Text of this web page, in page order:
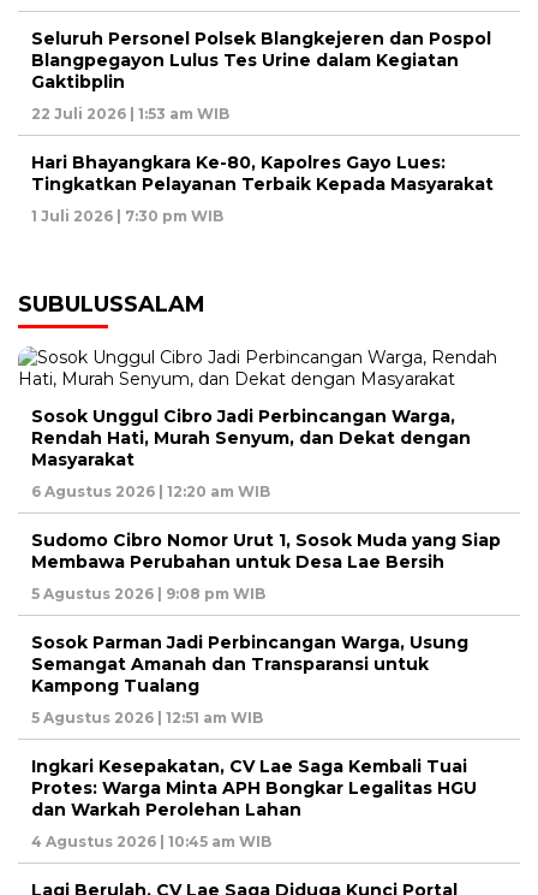
Seluruh Personel Polsek Blangkejeren dan Pospol
Blangpegayon Lulus Tes Urine dalam Kegiatan
Gaktibplin
22 Juli 2026 | 1:53 am WIB
Hari Bhayangkara Ke-80, Kapolres Gayo Lues:
Tingkatkan Pelayanan Terbaik Kepada Masyarakat
1 Juli 2026 | 7:30 pm WIB
SUBULUSSALAM
Sosok Unggul Cibro Jadi Perbincangan Warga,
Rendah Hati, Murah Senyum, dan Dekat dengan
Masyarakat
6 Agustus 2026 | 12:20 am WIB
Sudomo Cibro Nomor Urut 1, Sosok Muda yang Siap
Membawa Perubahan untuk Desa Lae Bersih
5 Agustus 2026 | 9:08 pm WIB
Sosok Parman Jadi Perbincangan Warga, Usung
Semangat Amanah dan Transparansi untuk
Kampong Tualang
5 Agustus 2026 | 12:51 am WIB
Ingkari Kesepakatan, CV Lae Saga Kembali Tuai
Protes: Warga Minta APH Bongkar Legalitas HGU
dan Warkah Perolehan Lahan
4 Agustus 2026 | 10:45 am WIB
Lagi Berulah, CV Lae Saga Diduga Kunci Portal